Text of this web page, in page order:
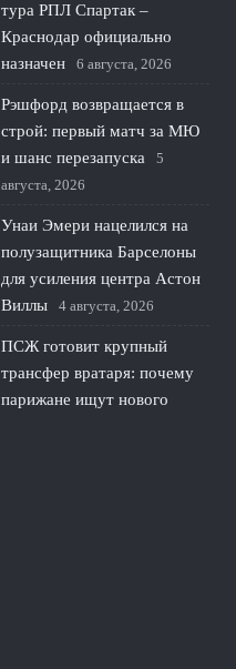
тура РПЛ Спартак –
Краснодар официально
назначен
6 августа, 2026
Рэшфорд возвращается в
строй: первый матч за МЮ
и шанс перезапуска
5
августа, 2026
Унаи Эмери нацелился на
полузащитника Барселоны
для усиления центра Астон
Виллы
4 августа, 2026
ПСЖ готовит крупный
трансфер вратаря: почему
парижане ищут нового